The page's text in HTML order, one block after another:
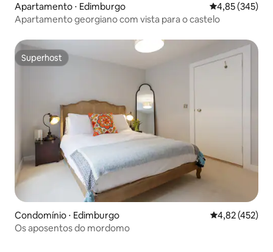
Apartamento ⋅ Edimburgo 4,85 de uma
4,85 (345)
Apartamento georgiano com vista para o castelo
Superhost
Superhost
Condomínio ⋅ Edimburgo 4,82 de uma
4,82 (452)
Os aposentos do mordomo